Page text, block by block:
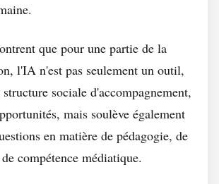
que pour une partie de la
l'IA n'est pas seulement un outil,
sociale d'accompagnement,
mais soulève également
en matière de pédagogie, de
compétence médiatique.